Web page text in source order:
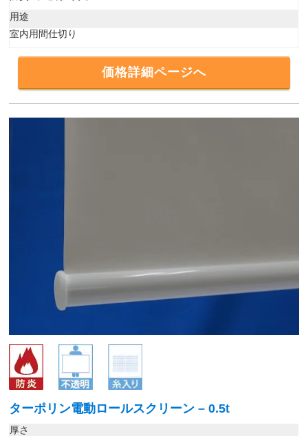
用途
室内用間仕切り
価格詳細ページへ
ターポリン電動ロールスクリーン – 0.5t
厚さ